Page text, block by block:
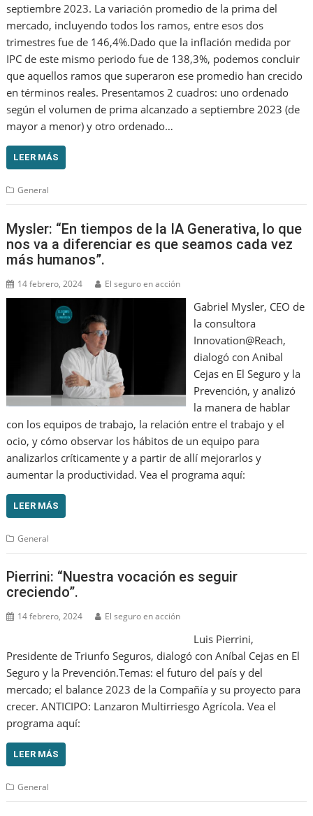
septiembre 2023. La variación promedio de la prima del
mercado, incluyendo todos los ramos, entre esos dos
trimestres fue de 146,4%.Dado que la inflación medida por
IPC de este mismo periodo fue de 138,3%, podemos concluir
que aquellos ramos que superaron ese promedio han crecido
en términos reales. Presentamos 2 cuadros: uno ordenado
según el volumen de prima alcanzado a septiembre 2023 (de
mayor a menor) y otro ordenado…
LEER MÁS
General
Mysler: “En tiempos de la IA Generativa, lo que
nos va a diferenciar es que seamos cada vez
más humanos”.
14 febrero, 2024 El seguro en acción
Gabriel Mysler, CEO de
la consultora
Innovation@Reach,
dialogó con Anibal
Cejas en El Seguro y la
Prevención, y analizó
la manera de hablar
con los equipos de trabajo, la relación entre el trabajo y el
ocio, y cómo observar los hábitos de un equipo para
analizarlos críticamente y a partir de allí mejorarlos y
aumentar la productividad. Vea el programa aquí:
LEER MÁS
General
Pierrini: “Nuestra vocación es seguir
creciendo”.
14 febrero, 2024 El seguro en acción
Luis Pierrini,
Presidente de Triunfo Seguros, dialogó con Aníbal Cejas en El
Seguro y la Prevención.Temas: el futuro del país y del
mercado; el balance 2023 de la Compañía y su proyecto para
crecer. ANTICIPO: Lanzaron Multirriesgo Agrícola. Vea el
programa aquí:
LEER MÁS
General